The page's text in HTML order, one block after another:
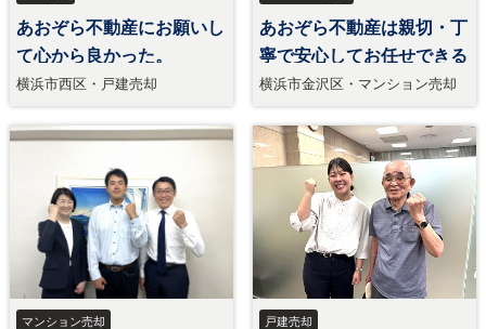
あおぞら不動産にお願いし
て心から良かった。
横浜市西区・戸建売却
あおぞら不動産は親切・丁
寧で安心してお任せできる
横浜市金沢区・マンション売却
マンション売却 戸建売却